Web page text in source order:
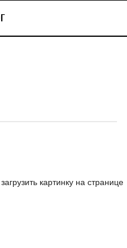
картинку на странице